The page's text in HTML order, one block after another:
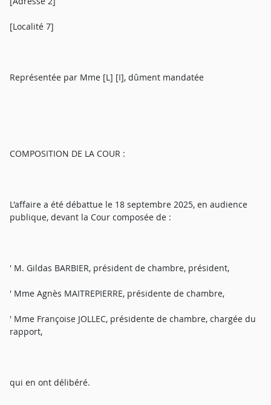
[Localité 7]
Représentée par Mme [L] [I], dûment mandatée
COMPOSITION DE LA COUR :
L'affaire a été débattue le 18 septembre 2025, en audience
publique, devant la Cour composée de :
' M. Gildas BARBIER, président de chambre, président,
' Mme Agnès MAITREPIERRE, présidente de chambre,
' Mme Françoise JOLLEC, présidente de chambre, chargée du
rapport,
qui en ont délibéré.